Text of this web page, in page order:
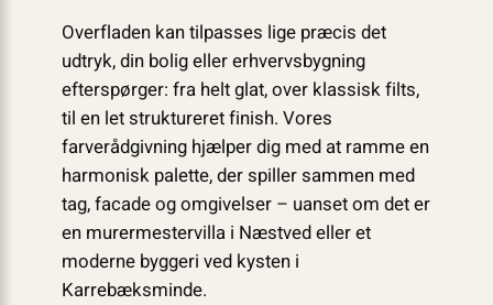
Overfladen kan tilpasses lige præcis det
udtryk, din bolig eller erhvervsbygning
efterspørger: fra helt glat, over klassisk filts,
til en let struktureret finish. Vores
farverådgivning hjælper dig med at ramme en
harmonisk palette, der spiller sammen med
tag, facade og omgivelser – uanset om det er
en murermestervilla i Næstved eller et
moderne byggeri ved kysten i
Karrebæksminde.